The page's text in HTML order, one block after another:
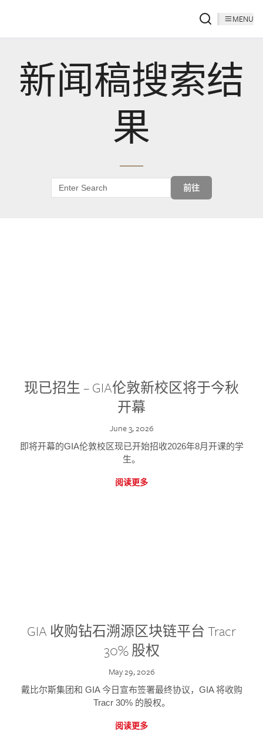
MENU
新闻稿搜索结
果
前往
现已招生 – GIA伦敦新校区将于今秋
开幕
June 3, 2026
即将开幕的GIA伦敦校区现已开始招收2026年8月开课的学
生。
阅读更多
GIA 收购钻石溯源区块链平台 Tracr
30% 股权
May 29, 2026
戴比尔斯集团和 GIA 今日宣布签署最终协议，GIA 将收购
Tracr 30% 的股权。
阅读更多